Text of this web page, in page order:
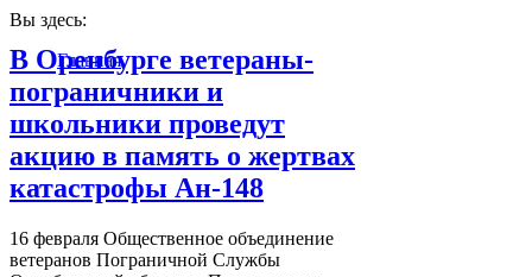
Вы здесь:
Главная
В Оренбурге ветераны-
пограничники и
школьники проведут
акцию в память о жертвах
катастрофы Ан-148
16 февраля Общественное объединение
ветеранов Пограничной Службы